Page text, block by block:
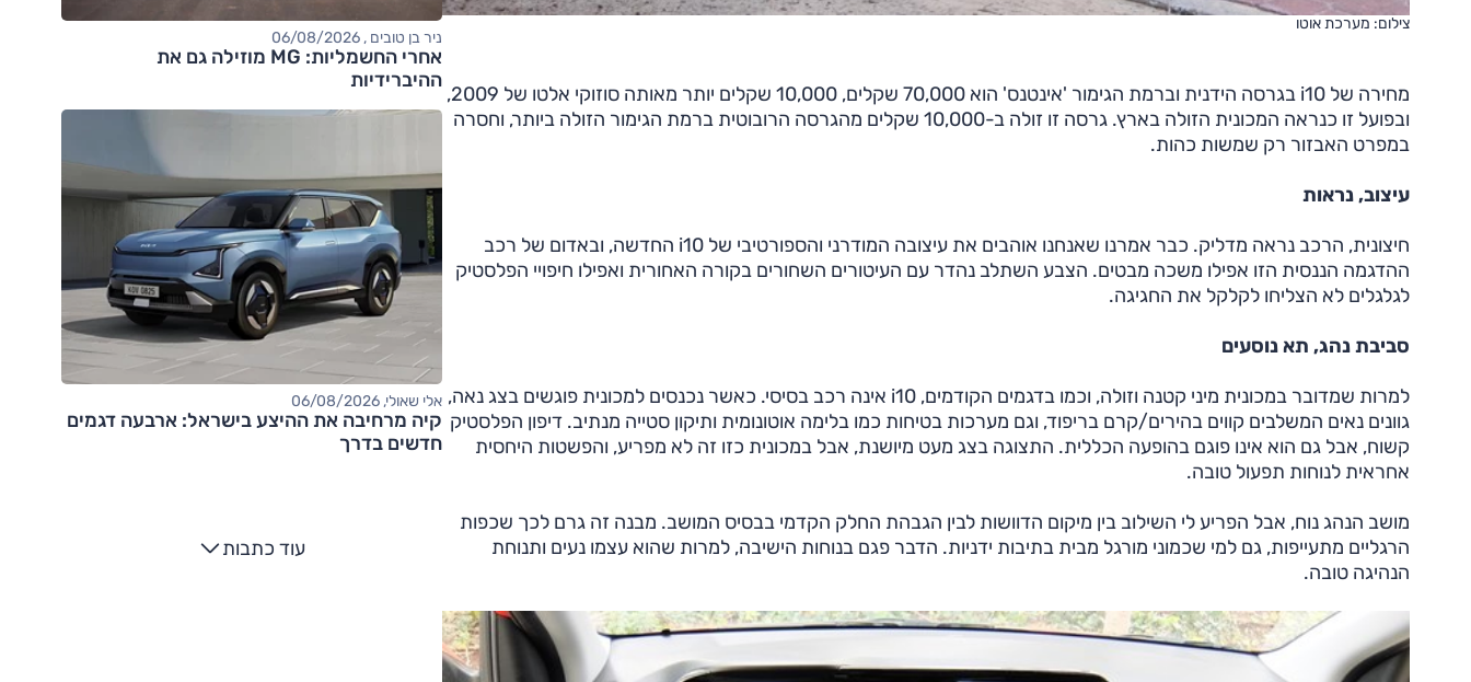
צילום: מערכת אוטו
מחירה של i10 בגרסה הידנית וברמת הגימור 'אינטנס' הוא 70,000 שקלים, 10,000 שקלים יותר מאותה סוזוקי אלטו של 2009,
ובפועל זו כנראה המכונית הזולה בארץ. גרסה זו זולה ב-10,000 שקלים מהגרסה הרובוטית ברמת הגימור הזולה ביותר, וחסרה
במפרט האבזור רק שמשות כהות.
עיצוב, נראות
חיצונית, הרכב נראה מדליק. כבר אמרנו שאנחנו אוהבים את עיצובה המודרני והספורטיבי של i10 החדשה, ובאדום של רכב
ההדגמה הננסית הזו אפילו משכה מבטים. הצבע השתלב נהדר עם העיטורים השחורים בקורה האחורית ואפילו חיפויי הפלסטיק
לגלגלים לא הצליחו לקלקל את החגיגה.
סביבת נהג, תא נוסעים
למרות שמדובר במכונית מיני קטנה וזולה, וכמו בדגמים הקודמים, i10 אינה רכב בסיסי. כאשר נכנסים למכונית פוגשים בצג נאה,
גוונים נאים המשלבים קווים בהירים/קרם בריפוד, וגם מערכות בטיחות כמו בלימה אוטונומית ותיקון סטייה מנתיב. דיפון הפלסטיק
קשוח, אבל גם הוא אינו פוגם בהופעה הכללית. התצוגה בצג מעט מיושנת, אבל במכונית כזו זה לא מפריע, והפשטות היחסית
אחראית לנוחות תפעול טובה.
מושב הנהג נוח, אבל הפריע לי השילוב בין מיקום הדוושות לבין הגבהת החלק הקדמי בבסיס המושב. מבנה זה גרם לכך שכפות
הרגליים מתעייפות, גם למי שכמוני מורגל מבית בתיבות ידניות. הדבר פגם בנוחות הישיבה, למרות שהוא עצמו נעים ותנוחת
הנהיגה טובה.
ניר בן טובים , 06/08/2026
אחרי החשמליות: MG מוזילה גם את
ההיברידיות
אלי שאולי, 06/08/2026
קיה מרחיבה את ההיצע בישראל: ארבעה דגמים
חדשים בדרך
עוד כתבות